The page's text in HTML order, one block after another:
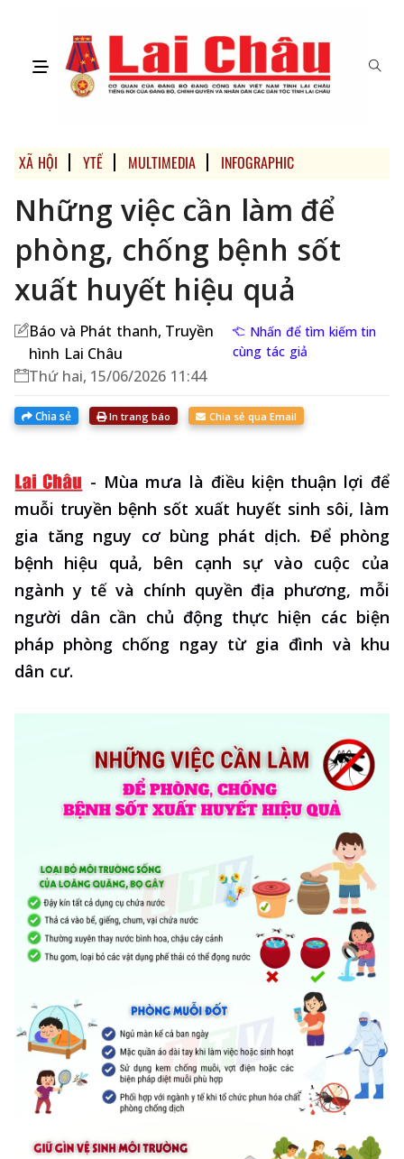
XÃ HỘI YTẾ MULTIMEDIA INFOGRAPHIC
Những việc cần làm để
phòng, chống bệnh sốt
xuất huyết hiệu quả
Báo và Phát thanh, Truyền
hình Lai Châu
Nhấn để tìm kiếm tin
cùng tác giả
Thứ hai, 15/06/2026 11:44
Chia sẻ In trang báo Chia sẻ qua Email
- Mùa mưa là điều kiện thuận lợi để
muỗi truyền bệnh sốt xuất huyết sinh sôi, làm
gia tăng nguy cơ bùng phát dịch. Để phòng
bệnh hiệu quả, bên cạnh sự vào cuộc của
ngành y tế và chính quyền địa phương, mỗi
người dân cần chủ động thực hiện các biện
pháp phòng chống ngay từ gia đình và khu
dân cư.